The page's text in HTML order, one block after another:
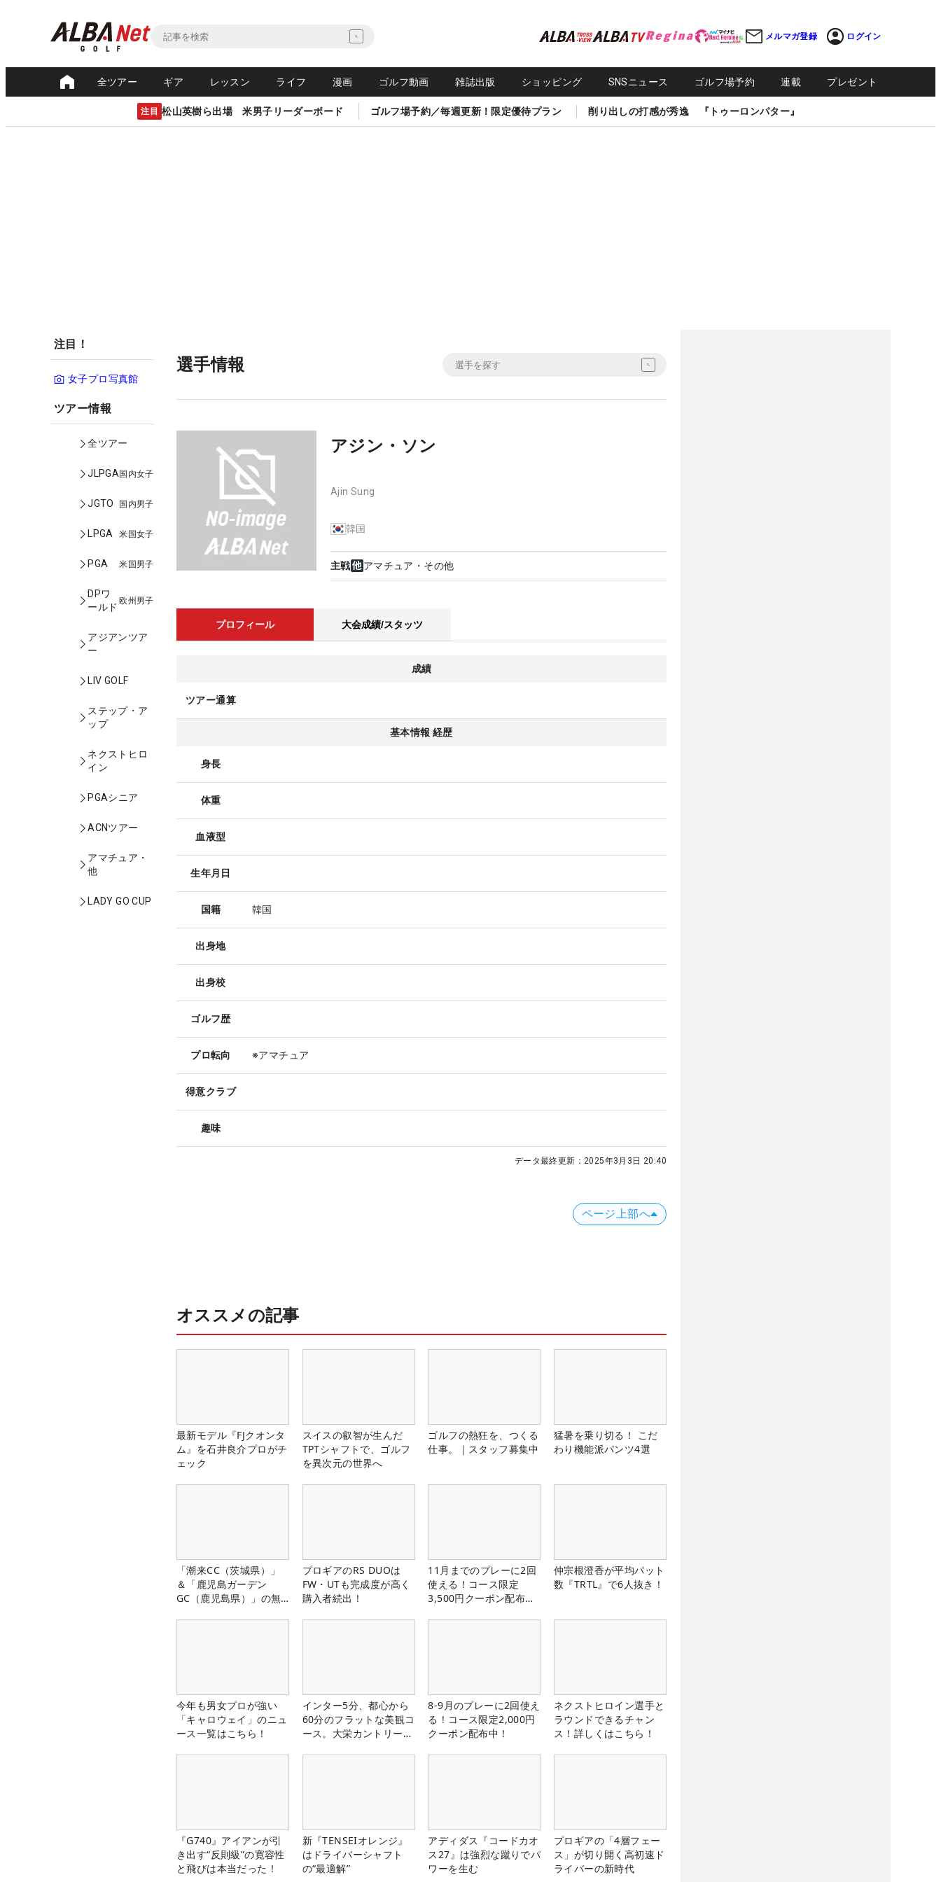
メルマガ登録 ログイン
全ツアー ギア レッスン ライフ 漫画 ゴルフ動画 雑誌出版 ショッピング SNSニュース ゴルフ場予約 連載 プレゼント
注目 松山英樹ら出場 米男子リーダーボード ゴルフ場予約／毎週更新！限定優待プラン 削り出しの打感が秀逸 『トゥーロンパター』
注目！
女子プロ写真館
ツアー情報
全ツアー
JLPGA国内女子
JGTO 国内男子
LPGA 米国女子
PGA 米国男子
DPワ
ールド
欧州男子
アジアンツア
ー
LIV GOLF
ステップ・ア
ップ
ネクストヒロ
イン
PGAシニア
ACNツアー
アマチュア・
他
LADY GO CUP
選手情報
アジン・ソン
Ajin Sung
韓国
主戦 アマチュア・その他
プロフィール 大会成績/スタッツ
成績
ツアー通算
基本情報 経歴
身長
体重
血液型
生年月日
国籍 韓国
出身地
出身校
ゴルフ歴
プロ転向 ※アマチュア
得意クラブ
趣味
データ最終更新： 2025年3月3日 20:40
ページ上部へ
オススメの記事
最新モデル『FJクオンタ
ム』を石井良介プロがチ
ェック
スイスの叡智が生んだ
TPTシャフトで、ゴルフ
を異次元の世界へ
ゴルフの熱狂を、つくる
仕事。｜スタッフ募集中
猛暑を乗り切る！ こだ
わり機能派パンツ4選
「潮来CC（茨城県）」
＆「鹿児島ガーデン
GC（鹿児島県）」の無
プロギアのRS DUOは
FW・UTも完成度が高く
購入者続出！
11月までのプレーに2回
使える！コース限定
3,500円クーポン配布
仲宗根澄香が平均パット
数『TRTL』で6人抜き！
今年も男女プロが強い
「キャロウェイ」のニュ
ース一覧はこちら！
インター5分、都心から
60分のフラットな美観コ
ース。大栄カントリー俱
8-9月のプレーに2回使え
る！コース限定2,000円
クーポン配布中！
ネクストヒロイン選手と
ラウンドできるチャン
ス！詳しくはこちら！
『G740』アイアンが引
き出す“反則級”の寛容性
と飛びは本当だった！
新『TENSEIオレンジ』
はドライバーシャフト
の“最適解”
アディダス『コードカオ
ス27』は強烈な蹴りでパ
ワーを生む
プロギアの「4層フェー
ス」が切り開く高初速ド
ライバーの新時代